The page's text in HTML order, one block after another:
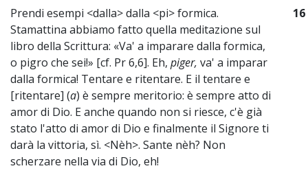
Prendi esempi <dalla> dalla <pi> formica.
Stamattina abbiamo fatto quella meditazione sul
libro della Scrittura: «Va' a imparare dalla formica,
o pigro che sei!» [cf. Pr 6,6]. Eh, piger, va' a imparar
dalla formica! Tentare e ritentare. E il tentare e
[ritentare] (a) è sempre meritorio: è sempre atto di
amor di Dio. E anche quando non si riesce, c'è già
stato l'atto di amor di Dio e finalmente il Signore ti
darà la vittoria, sì. <Nèh>. Sante nèh? Non
scherzare nella via di Dio, eh!
16